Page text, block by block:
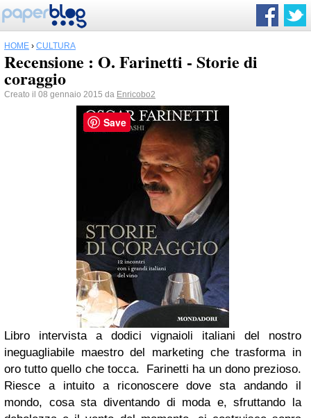
HOME › CULTURA
Recensione : O. Farinetti - Storie di
coraggio
Creato il 08 gennaio 2015 da Enricobo2
Libro intervista a dodici vignaioli italiani del nostro
ineguagliabile maestro del marketing che trasforma in
oro tutto quello che tocca. Farinetti ha un dono prezioso.
Riesce a intuito a riconoscere dove sta andando il
mondo, cosa sta diventando di moda e, sfruttando la
Save